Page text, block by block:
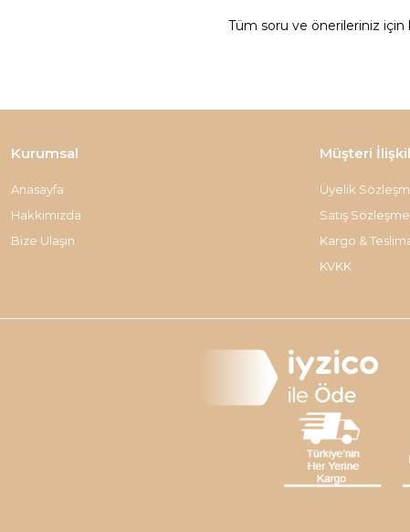
Tüm soru ve önerileriniz için
Kurumsal
Anasayfa
Hakkımızda
Bize Ulaşın
Müşteri
Üyelik
Satış
Kargo &
KVKK